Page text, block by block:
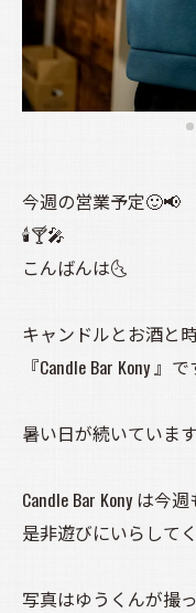
今週の営業予定🙂📢
🕯️🍸️🎤
こんばんは🌜️
キャンドルとお酒と
『Candle Bar Kony 』
暑い日が続いていま
Candle Bar Kony は今
是非遊びにいらして
写真はゆうくんが撮